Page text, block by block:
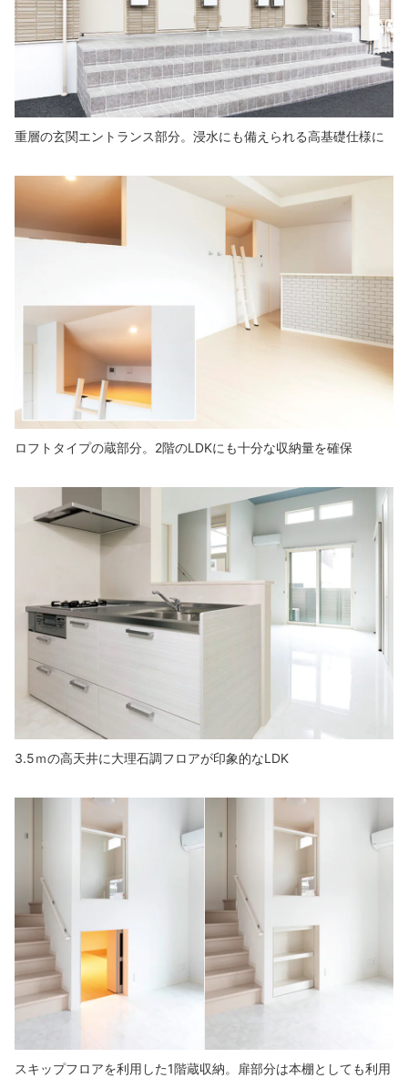
重層の玄関エントランス部分。浸水にも備えられる高基礎仕様に
ロフトタイプの蔵部分。2階のLDKにも十分な収納量を確保
3.5ｍの高天井に大理石調フロアが印象的なLDK
スキップフロアを利用した1階蔵収納。扉部分は本棚としても利用